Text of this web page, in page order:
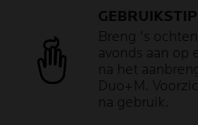
Breng 's
avonds aan op
na het
Duo+M.
na gebruik.